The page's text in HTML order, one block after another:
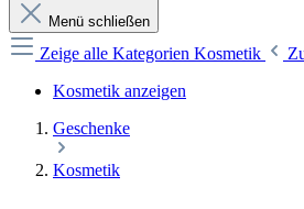
Menü schließen
Zeige alle Kategorien Kosmetik
Kosmetik anzeigen
Geschenke
Kosmetik